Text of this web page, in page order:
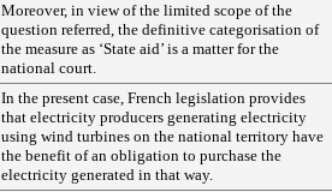
Moreover, in view of the limited scope of the
question referred, the definitive categorisation of
the measure as ‘State aid’ is a matter for the
national court.
In the present case, French legislation provides
that electricity producers generating electricity
using wind turbines on the national territory have
the benefit of an obligation to purchase the
electricity generated in that way.